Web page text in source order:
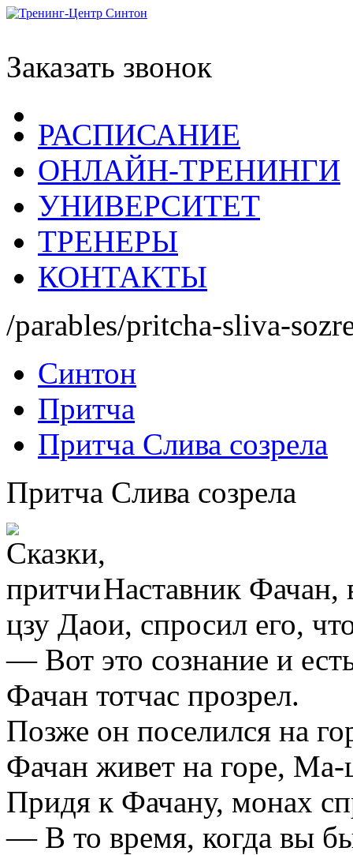
Заказать звонок
РАСПИСАНИЕ
ОНЛАЙН-ТРЕНИНГИ
УНИВЕРСИТЕТ
ТРЕНЕРЫ
КОНТАКТЫ
/parables/pritcha-sliva-
Синтон
Притча
Притча Слива созрела
Притча Слива созрела
Наставник Фачан,
цзу Даои, спросил его,
— Вот это сознание и
Фачан тотчас прозрел.
Позже он поселился на
Фачан живет на горе,
Придя к Фачану, монах
— В то время, когда вы